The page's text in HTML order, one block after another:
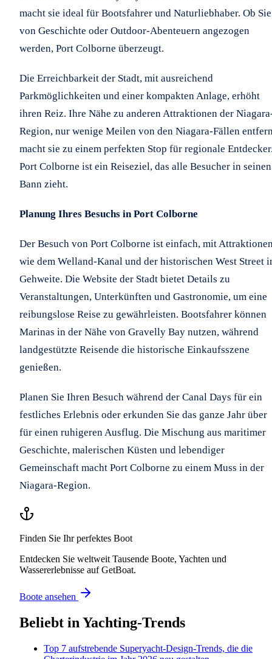
macht sie ideal für Bootsfahrer und Naturliebhaber. Ob Sie
von Geschichte oder Outdoor-Abenteuern angezogen
werden, Port Colborne überzeugt.
Die Erreichbarkeit der Stadt, mit ausreichend
Parkmöglichkeiten und einer kompakten Anlage, erhöht
ihren Reiz. Ihre Nähe zu anderen Attraktionen der
Region, nur wenige Meilen von den Niagara-Fällen
macht sie zu einem perfekten Stop für regionale
Port Colborne ist ein Reiseziel, das alle Besucher in seinen
Bann zieht.
Planung Ihres Besuchs in Port Colborne
Der Besuch von Port Colborne ist einfach, mit
wie dem Welland-Kanal und der historischen West Street
Gehweite. Die Website der Stadt bietet Details zu
Veranstaltungen, Unterkünften und Gastronomie, um eine
reibungslose Reise zu gewährleisten. Bootsfahrer können
Marinas in der Nähe von Gravelly Bay nutzen, während
landgestützte Reisende die historische Einkaufsszene
genießen.
Planen Sie Ihren Besuch während der Canal Days für ein
festliches Erlebnis oder erkunden Sie das ganze Jahr über
für einen ruhigeren Ausflug. Die Mischung aus maritimer
Geschichte, malerischen Küsten und lebendiger
Gemeinschaft macht Port Colborne zu einem Muss in der
Niagara-Region.
Finden Sie Ihr perfektes Boot
Entdecken Sie weltweit Tausende Boote, Yachten und
Wassererlebnisse auf GetBoat.
Boote ansehen
Beliebt in Yachting-Trends
Top 7 aufstrebende Superyacht-Design-Trends, die die